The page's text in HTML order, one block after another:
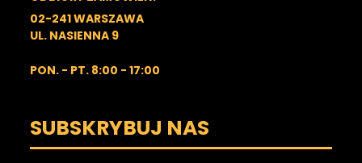
02-241 WARSZAWA
UL. NASIENNA 9
PON. - PT. 8:00 - 17:00
SUBSKRYBUJ NAS